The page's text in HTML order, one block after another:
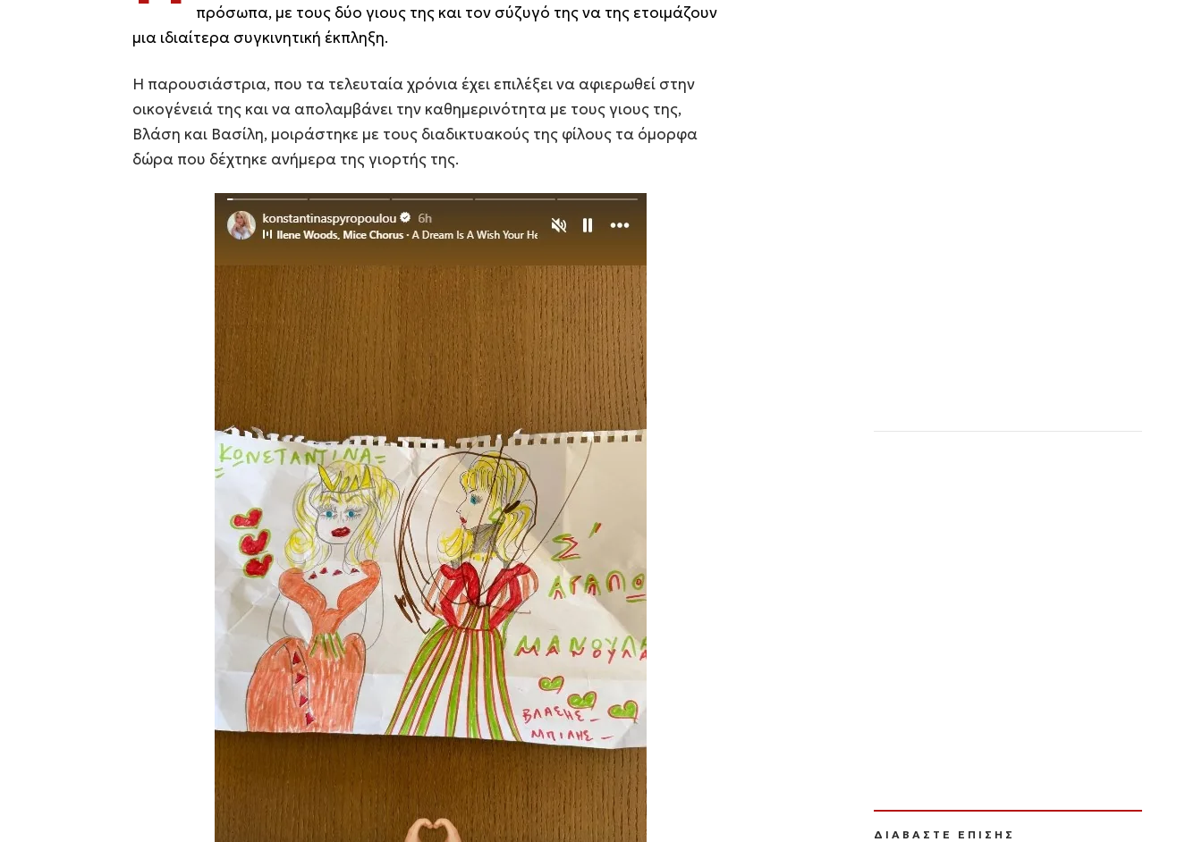
πρόσωπα, με τους δύο γιους της και τον σύζυγό της να της ετοιμάζουν
μια ιδιαίτερα συγκινητική έκπληξη.
Η παρουσιάστρια, που τα τελευταία χρόνια έχει επιλέξει να αφιερωθεί στην
οικογένειά της και να απολαμβάνει την καθημερινότητα με τους γιους της,
Βλάση και Βασίλη, μοιράστηκε με τους διαδικτυακούς της φίλους τα όμορφα
δώρα που δέχτηκε ανήμερα της γιορτής της.
ΔΙΑΒΑΣΤΕ ΕΠΙΣΗΣ